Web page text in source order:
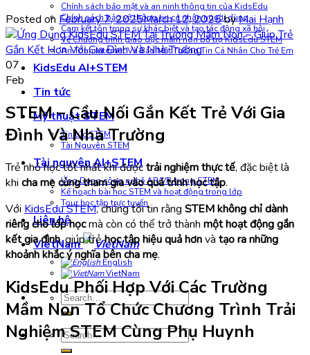
Chính sách bảo mật và an ninh thông tin của KidsEdu
Chính sách bảo vệ thông tin cá nhân người dùng
Cam kết tôn trọng sự khác biệt và tạo tác động xã hội
Về Chương trình giáo dục mầm non bổ trợ KidsEdu STEM
An Toàn Internet Và Bảo Mật Thông Tin Cá Nhân Cho Trẻ Em
KidsEdu AI+STEM
Tin tức
Mỹ thuật STEM
Tin tức STEM
Tài Nguyên STEM
Tài nguyên AI+STEM
Ứng Dụng công nghệ AR/VR trong STEM
Kế hoạch bài học STEM và hoạt động trong lớp
Tour học tập trực tuyến
Liên hệ
VietNam
English
VietNam
Search
for:
Search
for:
Posted on February 7, 2025March 12, 2025byMai Hạnh
07
Feb
STEM – Cầu Nối Gắn Kết Trẻ Với Gia
Đình Và Nhà Trường
Trẻ nhỏ học tốt nhất khi đượctrải nghiệm thực tế, đặc biệt là
khi cha mẹ cùng tham gia vào quá trình học tập.
Với KidsEdu STEM, chúng tôi tin rằng STEM không chỉ dành
riêng cho lớp họcmà còn có thể trở thành một hoạt động gắn
kết gia đình, giúp trẻhọc tập hiệu quả hơnvà tạo ra những
khoảnh khắc ý nghĩa bên cha mẹ.
KidsEdu Phối Hợp Với Các Trường
Mầm Non Tổ Chức Chương Trình Trải
Nghiệm STEM Cùng Phụ Huynh